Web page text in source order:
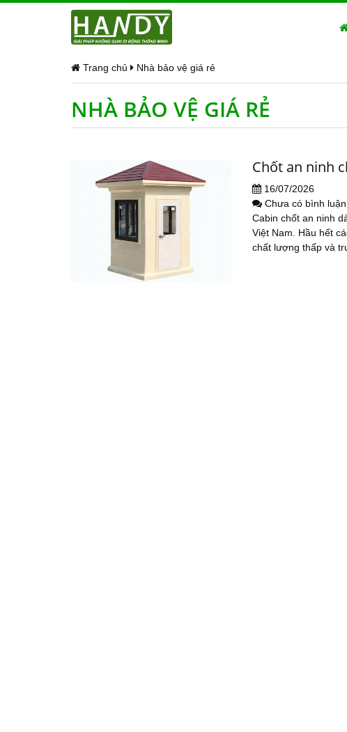
Trang chủ Nhà bảo vệ giá rẻ
NHÀ BẢO VỆ GIÁ RẺ
Chốt an ninh
16/07/2026
Chưa có bình luận
Cabin chốt an ninh
Việt Nam. Hầu hết
chất lượng thấp và